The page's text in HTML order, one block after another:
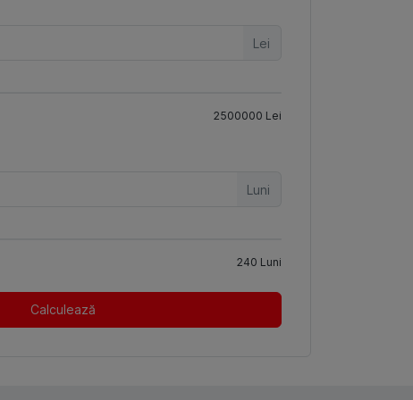
Lei
2500000 Lei
Luni
240 Luni
Calculează